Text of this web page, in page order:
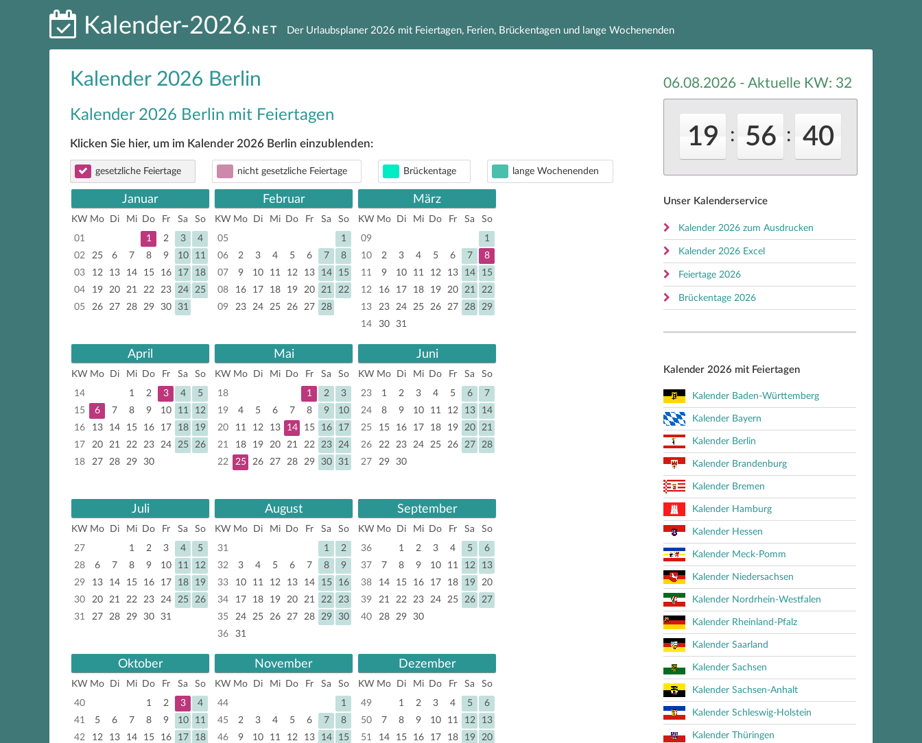
Kalender-2026.NET Der Urlaubsplaner 2026 mit Feiertagen, Ferien, Brückentagen und lange Wochenenden
Kalender 2026 Berlin
Kalender 2026 Berlin mit Feiertagen
Klicken Sie hier, um im Kalender 2026 Berlin einzublenden:
gesetzliche Feiertage nicht gesetzliche Feiertage Brückentage lange Wochenenden
Januar
KW Mo Di Mi Do Fr Sa
So
01
1 2 3
4
02
25 6 7 8 9 10
11
03
12 13 14 15 16 17
18
04
19 20 21 22 23 24
25
05
26 27 28 29 30 31
Februar
KW Mo Di Mi Do Fr Sa
So
05
1
06
2 3 4 5 6 7
8
07
9 10 11 12 13 14
15
08
16 17 18 19 20 21
22
09
23 24 25 26 27 28
März
KW Mo Di Mi Do Fr Sa
So
09
1
10
2 3 4 5 6 7
8
11
9 10 11 12 13 14
15
12
16 17 18 19 20 21
22
13
23 24 25 26 27 28
29
14
30 31
April
KW Mo Di Mi Do Fr Sa
So
14
1 2 3 4
5
15
6 7 8 9 10 11
12
16
13 14 15 16 17 18
19
17
20 21 22 23 24 25
26
18
27 28 29 30
Mai
KW Mo Di Mi Do Fr Sa
So
18
1 2
3
19
4 5 6 7 8 9
10
20
11 12 13 14 15 16
17
21
18 19 20 21 22 23
24
22
25 26 27 28 29 30 31
Juni
KW Mo Di Mi Do Fr Sa
So
23
1 2 3 4 5 6
7
24
8 9 10 11 12 13
14
25
15 16 17 18 19 20
21
26
22 23 24 25 26 27
28
27
29 30
Juli
KW Mo Di Mi Do Fr Sa
So
27
1 2 3 4
5
28
6 7 8 9 10 11
12
29
13 14 15 16 17 18
19
30
20 21 22 23 24 25
26
31
27 28 29 30 31
August
KW Mo Di Mi Do Fr Sa
So
31
1
2
32
3 4 5 6 7 8
9
33
10 11 12 13 14 15
16
34
17 18 19 20 21 22
23
35
24 25 26 27 28 29
30
36
31
September
KW Mo Di Mi Do Fr Sa
So
36
1 2 3 4 5
6
37
7 8 9 10 11 12
13
38
14 15 16 17 18 19
20
39
21 22 23 24 25 26
27
40
28 29 30
Oktober
KW Mo Di Mi Do Fr Sa
So
40
1 2 3
4
41
5 6 7 8 9 10
11
42
12 13 14 15 16 17
18
November
KW Mo Di Mi Do Fr Sa
So
44
1
45
2 3 4 5 6 7
8
46
9 10 11 12 13 14
15
Dezember
KW Mo Di Mi Do Fr Sa
So
49
1 2 3 4 5
6
50
7 8 9 10 11 12
13
51
14 15 16 17 18 19
20
06.08.2026 - Aktuelle KW: 32
19 : 56 : 41
Unser Kalenderservice
Kalender 2026 zum Ausdrucken
Kalender 2026 Excel
Feiertage 2026
Brückentage 2026
Kalender 2026 mit Feiertagen
Kalender Baden-Württemberg
Kalender Bayern
Kalender Berlin
Kalender Brandenburg
Kalender Bremen
Kalender Hamburg
Kalender Hessen
Kalender Meck-Pomm
Kalender Niedersachsen
Kalender Nordrhein-Westfalen
Kalender Rheinland-Pfalz
Kalender Saarland
Kalender Sachsen
Kalender Sachsen-Anhalt
Kalender Schleswig-Holstein
Kalender Thüringen